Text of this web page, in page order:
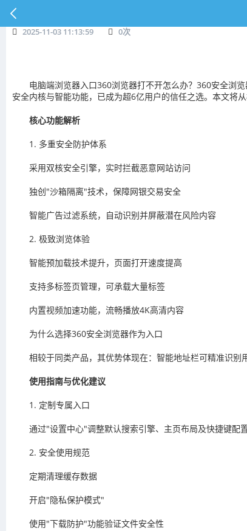
2025-11-03 11:13:59 0次
电脑端浏览器入口360浏览器打不开怎么办？360安全浏
安全内核与智能功能，已成为超6亿用户的信任之选。本文将
核心功能解析
1. 多重安全防护体系
采用双核安全引擎，实时拦截恶意网站访问
独创"沙箱隔离"技术，保障网银交易安全
智能广告过滤系统，自动识别并屏蔽潜在风险内容
2. 极致浏览体验
智能预加载技术提升，页面打开速度提高
支持多标签页管理，可承载大量标签
内置视频加速功能，流畅播放4K高清内容
为什么选择360安全浏览器作为入口
相较于同类产品，其优势体现在：智能地址栏可精准识别
使用指南与优化建议
1. 定制专属入口
通过"设置中心"调整默认搜索引擎、主页布局及快捷键配
2. 安全使用规范
定期清理缓存数据
开启"隐私保护模式"
使用"下载防护"功能验证文件安全性